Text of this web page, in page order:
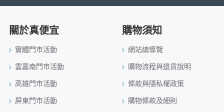
關於真便宜
實體門市活動
雲嘉南門市活動
高雄門市活動
屏東門市活動
購物須知
網站總導覽
購物流程與退貨說明
條款與隱私權政策
購物條款及細則